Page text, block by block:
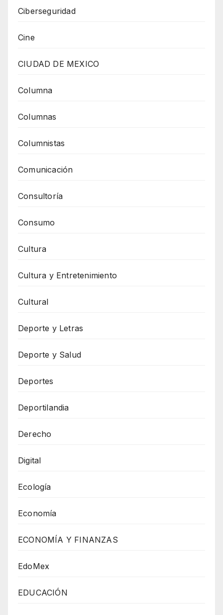
Ciberseguridad
Cine
CIUDAD DE MEXICO
Columna
Columnas
Columnistas
Comunicación
Consultoría
Consumo
Cultura
Cultura y Entretenimiento
Cultural
Deporte y Letras
Deporte y Salud
Deportes
Deportilandia
Derecho
Digital
Ecología
Economía
ECONOMÍA Y FINANZAS
EdoMex
EDUCACIÓN